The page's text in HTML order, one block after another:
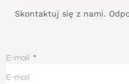
Skontaktuj się z nami.
E-mail